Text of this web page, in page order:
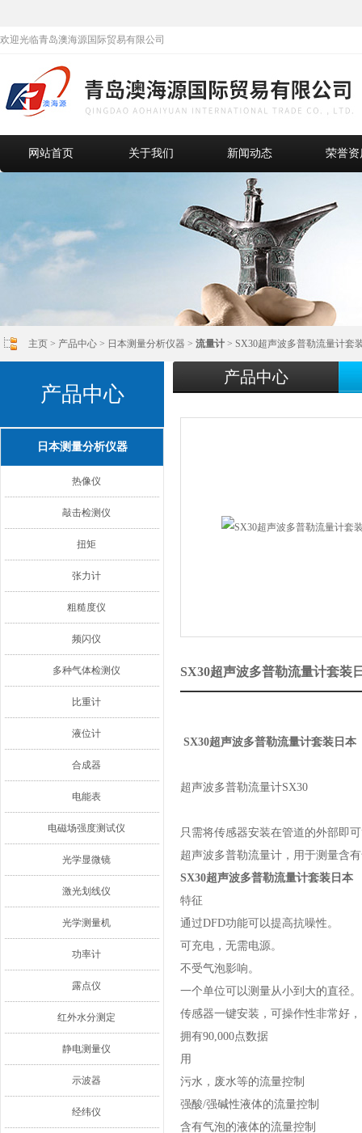
欢迎光临青岛澳海源国际贸易有限公司
网站首页 关于我们 新闻动态 荣誉资
主页 > 产品中心 > 日本测量分析仪器 > 流量计 > SX30超声波多普勒流量计套
产品中心
日本测量分析仪器
热像仪
敲击检测仪
扭矩
张力计
粗糙度仪
频闪仪
多种气体检测仪
比重计
液位计
合成器
电能表
电磁场强度测试仪
光学显微镜
激光划线仪
光学测量机
功率计
露点仪
红外水分测定
静电测量仪
示波器
经纬仪
产品中心
SX30超声波多普勒流量计套装
SX30超声波多普勒流量计套装日本
超声波多普勒流量计SX30
只需将传感器安装在管道的外部即
超声波多普勒流量计，用于测量含
SX30超声波多普勒流量计套装日本
特征
通过DFD功能可以提高抗噪性。
可充电，无需电源。
不受气泡影响。
一个单位可以测量从小到大的直径。
传感器一键安装，可操作性非常好
拥有90,000点数据
用
污水，废水等的流量控制
强酸/强碱性液体的流量控制
含有气泡的液体的流量控制